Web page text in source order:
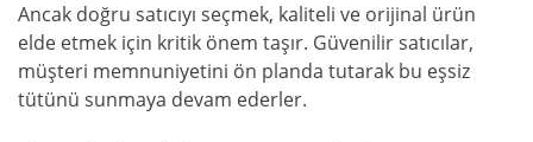
Ancak doğru satıcıyı seçmek, kaliteli ve orijinal ürün
elde etmek için kritik önem taşır. Güvenilir satıcılar,
müşteri memnuniyetini ön planda tutarak bu eşsiz
tütünü sunmaya devam ederler.